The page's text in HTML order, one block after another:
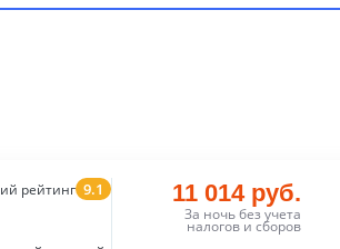
рейтинг 9.1 11 014 руб.
За ночь без учета
налогов и сборов